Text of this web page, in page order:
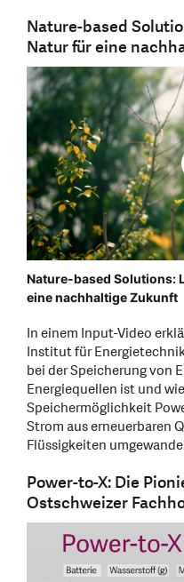
Nature-based
Natur für eine
Nature-based Solutions:
eine nachhaltige Zukunft
In einem Input-Video
Institut für
bei der Speicherung von
Energiequellen ist und
Speichermöglichkeit
Strom aus erneuerbaren
Flüssigkeiten
Power-to-X: Die
Ostschweizer